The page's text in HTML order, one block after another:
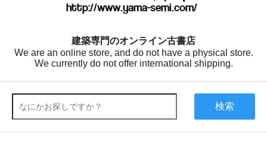
建築専門のオンライン古書店
We are an online store, and do not have a physical store.
We currently do not offer international shipping.
検索